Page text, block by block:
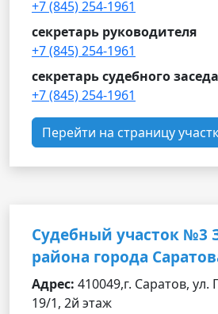
+7 (845) 254-1961
секретарь руководителя
+7 (845) 254-1961
секретарь судебного
+7 (845) 254-1961
Перейти на страницу
Судебный участок №3
района города
Адрес: 410049,г. Саратов,
19/1, 2й этаж